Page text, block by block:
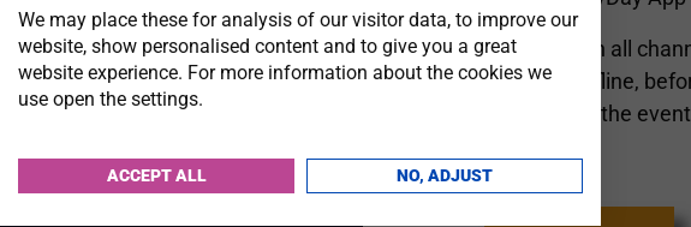
Major coverage in all
both online & offline,
during & after the event
We may place these for analysis of our visitor data, to improve our
website, show personalised content and to give you a great
website experience. For more information about the cookies we
use open the settings.
ACCEPT ALL NO, ADJUST